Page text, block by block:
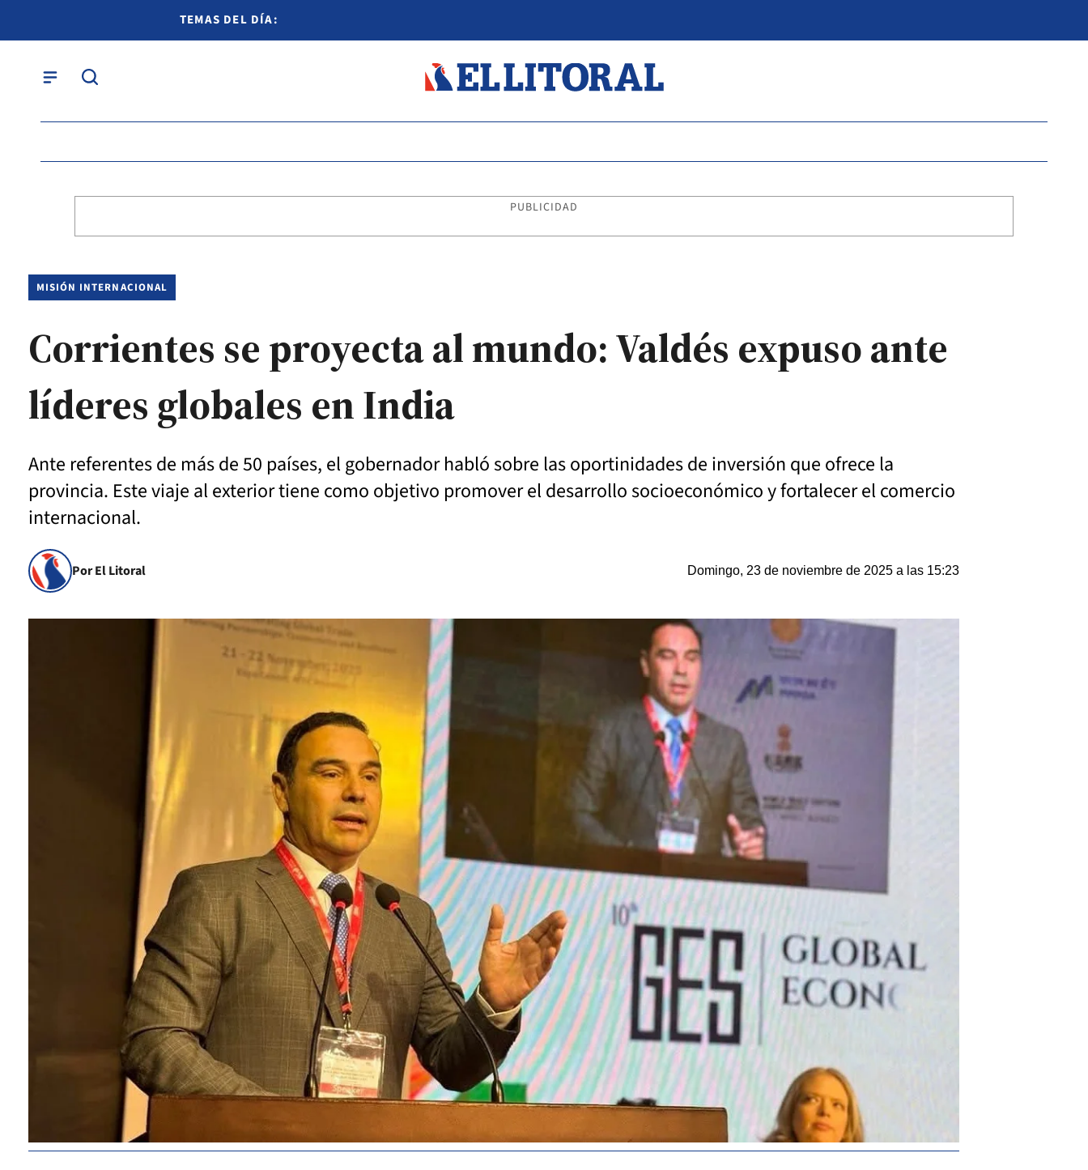
TEMAS DEL DÍA:
PUBLICIDAD
MISIÓN INTERNACIONAL
Corrientes se proyecta al mundo: Valdés expuso ante
líderes globales en India
Ante referentes de más de 50 países, el gobernador habló sobre las oportinidades de inversión que ofrece la
provincia. Este viaje al exterior tiene como objetivo promover el desarrollo socioeconómico y fortalecer el comercio
internacional.
Por El Litoral Domingo, 23 de noviembre de 2025 a las 15:23